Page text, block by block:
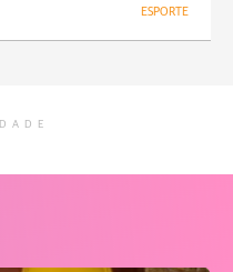
ESPORTE